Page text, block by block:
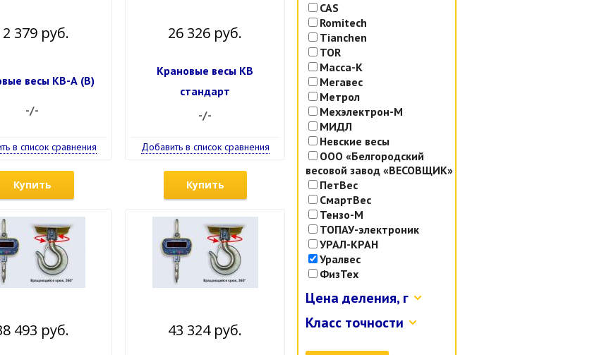
CAS
Romitech
Tianchen
TOR
Масса-К
Мегавес
Метрол
Мехэлектрон-М
МИДЛ
Невские весы
ООО «Белгородский
весовой завод «ВЕСОВЩИК»
ПетВес
СмартВес
Тензо-М
ТОПАУ-электроник
УРАЛ-КРАН
Уралвес
ФизТех
Цена деления, г
Класс точности
379 руб.
весы КВ-А (В)
-/-
в список сравнения
Купить
26 326 руб.
Крановые весы КВ
стандарт
-/-
Добавить в список сравнения
Купить
493 руб. 43 324 руб.